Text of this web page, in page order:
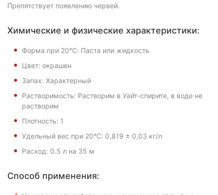
Препятствует появлению червей.
Химические и физические характеристики:
Форма при 20°С: Паста или жидкость
Цвет: окрашен
Запах: Характерный
Растворимость: Растворим в Уайт-спирите, в воде не
растворим
Плотность: 1
Удельный вес при 20°С: 0,819 ± 0,03 кг/л
Расход: 0.5 л на 35 м
Способ применения: